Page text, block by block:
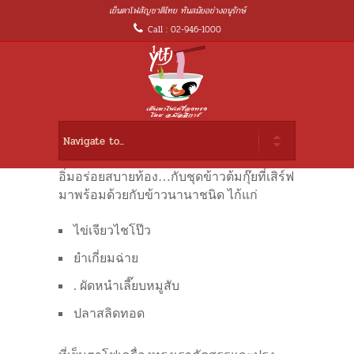
เย็นตาโฟสัญชาติไทย ทันสมัยอย่างอนุรักษ์
Call : 02-946-1000
อิ่มอร่อยสบายท้อง…กับชุดข้าวต้มกุ๊ยที่เสิร์ฟ
มาพร้อมด้วยกับข้าวนานาชนิด ไก้แก่
ไข่เจียวไชโป๊ว
ยำเกี่ยมฉ่าย
. ผัดหนำเลี๊ยบหมูสับ
ปลาสลิดทอด